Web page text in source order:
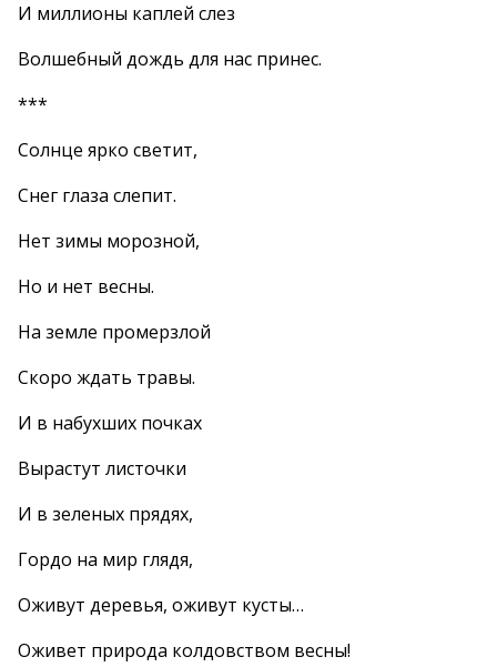
И миллионы каплей слез
Волшебный дождь для нас принес.
***
Солнце ярко светит,
Снег глаза слепит.
Нет зимы морозной,
Но и нет весны.
На земле промерзлой
Скоро ждать травы.
И в набухших почках
Вырастут листочки
И в зеленых прядях,
Гордо на мир глядя,
Оживут деревья, оживут кусты…
Оживет природа колдовством весны!